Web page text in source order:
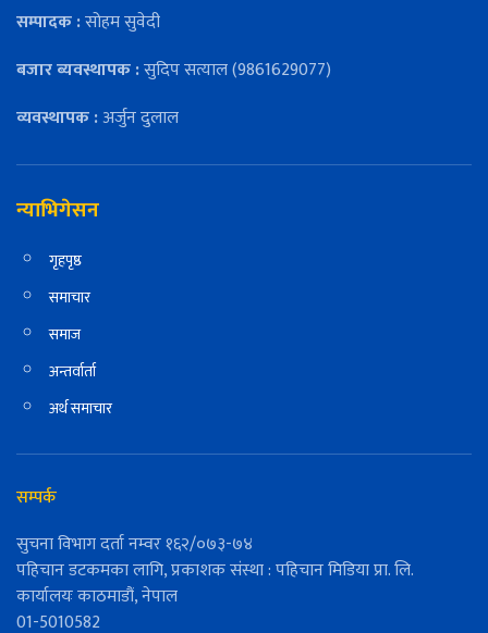
सम्पादक :सोहम सुवेदी
बजार ब्यवस्थापक :सुदिप सत्याल (9861629077)
व्यवस्थापक :अर्जुन दुलाल
न्याभिगेसन
गृहपृष्ठ
समाचार
समाज
अन्तर्वार्ता
अर्थ समाचार
सम्पर्क
सुचना विभाग दर्ता नम्वर १६२/०७३-७४
पहिचान डटकमका लागि, प्रकाशक संस्था : पहिचान मिडिया प्रा. लि.
कार्यालयः काठमाडौं, नेपाल
01-5010582